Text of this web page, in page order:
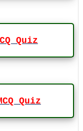
MCQ Quiz
MCQ Quiz